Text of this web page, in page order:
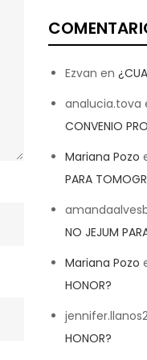
Ezvan en
analucia.tova
CONVENIO
Mariana Pozo
PARA
NO JEJUM
Mariana Pozo
HONOR?
HONOR?